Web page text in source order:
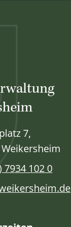
7,
7934 102 0